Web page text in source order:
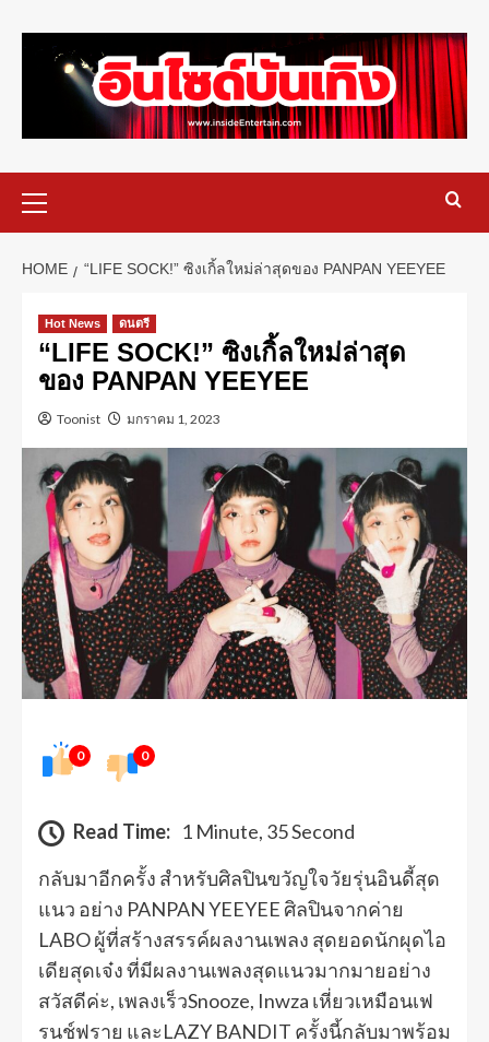
HOME “LIFE SOCK!” ซิงเกิ้ลใหม่ล่าสุดของ PANPAN YEEYEE
Hot News ดนตรี
“LIFE SOCK!” ซิงเกิ้ลใหม่ล่าสุด
ของ PANPAN YEEYEE
Toonist มกราคม 1, 2023
0 0
Read Time: 1 Minute, 35 Second
กลับมาอีกครั้ง สำหรับศิลปินขวัญใจวัยรุ่นอินดี้สุด
แนว อย่าง PANPAN YEEYEE ศิลปินจากค่าย
LABO ผู้ที่สร้างสรรค์ผลงานเพลง สุดยอดนักผุดไอ
เดียสุดเจ๋ง ที่มีผลงานเพลงสุดแนวมากมายอย่าง
สวัสดีค่ะ, เพลงเร็วSnooze, Inwza เหี่ยวเหมือนเฟ
รนช์ฟราย และLAZY BANDIT ครั้งนี้กลับมาพร้อม